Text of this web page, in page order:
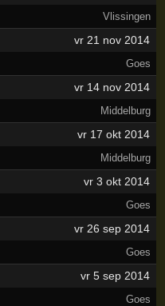
Vlissingen
vr 21 nov 2014
Goes
vr 14 nov 2014
Middelburg
vr 17 okt 2014
Middelburg
vr 3 okt 2014
Goes
vr 26 sep 2014
Goes
vr 5 sep 2014
Goes